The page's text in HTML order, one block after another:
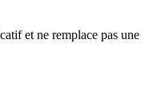
et ne remplace pas une